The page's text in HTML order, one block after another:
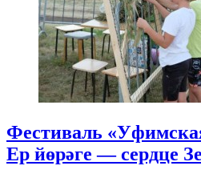
Фестиваль
Ер йөрәге — сердце